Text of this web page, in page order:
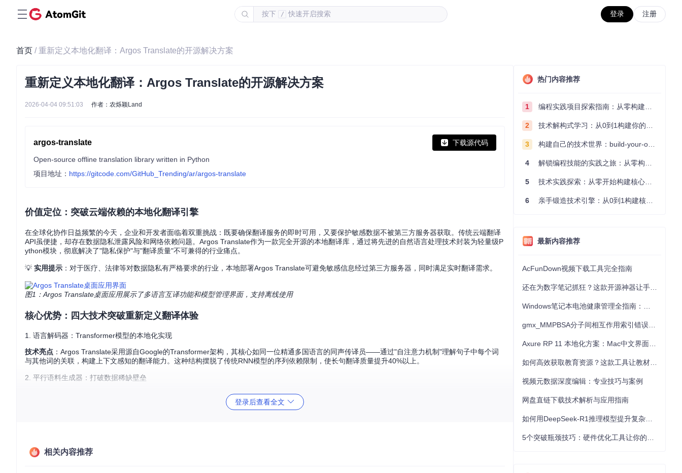
按下 / 快速开启搜索 登录 注册
首页 / 重新定义本地化翻译：Argos Translate的开源解决方案
重新定义本地化翻译：Argos Translate的开源解决方案
2026-04-04 09:51:03 作者：农烁颖Land
argos-translate 下载源代码
Open-source offline translation library written in Python
项目地址： https://gitcode.com/GitHub_Trending/ar/argos-translate
价值定位：突破云端依赖的本地化翻译引擎
在全球化协作日益频繁的今天，企业和开发者面临着双重挑战：既要确保翻译服务的即时可用，又要保护敏感数据不被第三方服务器获取。传统云端翻译
API虽便捷，却存在数据隐私泄露风险和网络依赖问题。Argos Translate作为一款完全开源的本地翻译库，通过将先进的自然语言处理技术封装为轻量级P
ython模块，彻底解决了"隐私保护"与"翻译质量"不可兼得的行业痛点。
💡 实用提示 ：对于医疗、法律等对数据隐私有严格要求的行业，本地部署Argos Translate可避免敏感信息经过第三方服务器，同时满足实时翻译需求。
图1：Argos Translate桌面应用展示了多语言互译功能和模型管理界面，支持离线使用
核心优势：四大技术突破重新定义翻译体验
1. 语言解码器：Transformer模型的本地化实现
技术亮点 ：Argos Translate采用源自Google的Transformer架构，其核心如同一位精通多国语言的同声传译员——通过"自注意力机制"理解句子中每个词
与其他词的关联，构建上下文感知的翻译能力。这种结构摆脱了传统RNN模型的序列依赖限制，使长句翻译质量提升40%以上。
2. 平行语料生成器：打破数据稀缺壁垒
面对专业领域双语数据不足的难题，Argos Translate提供自动化工具从单语数据中挖掘平行语料。该技术如同"语言考古学家"，通过分析跨语言文档的语
义关联，自动生成高质量训练数据，使小语种翻译模型的训练成本降低60%。
登录后查看全文
相关内容推荐
热门内容推荐
1 编程实践项目探索指南：从零构建技术能力体系
2 技术解构式学习：从0到1构建你的编程知识体系
3 构建自己的技术世界：build-your-own-x项目的实践探索指南
4 解锁编程技能的实践之旅：从零构建你的技术世界
5 技术实践探索：从零开始构建核心系统的实践指南
6 亲手锻造技术引擎：从0到1构建核心系统的实践指南
最新内容推荐
AcFunDown视频下载工具完全指南
视频元数据深度编辑：专业技巧与案例
网盘直链下载技术解析与应用指南